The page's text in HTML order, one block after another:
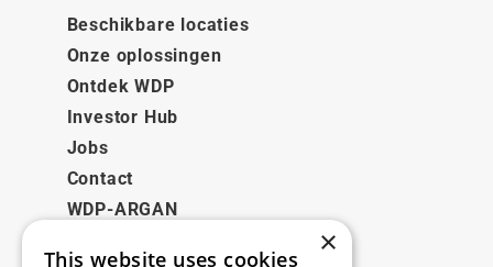
Beschikbare locaties
Onze oplossingen
Ontdek WDP
Investor Hub
Jobs
Contact
WDP-ARGAN
×
This website uses cookies